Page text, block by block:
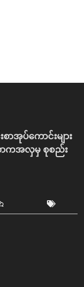
ာအုပ်ကောင်းများ
ာကအလှမှ စုစည်း